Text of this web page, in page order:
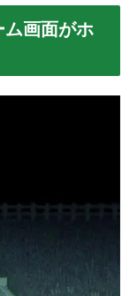
ム画面がホ